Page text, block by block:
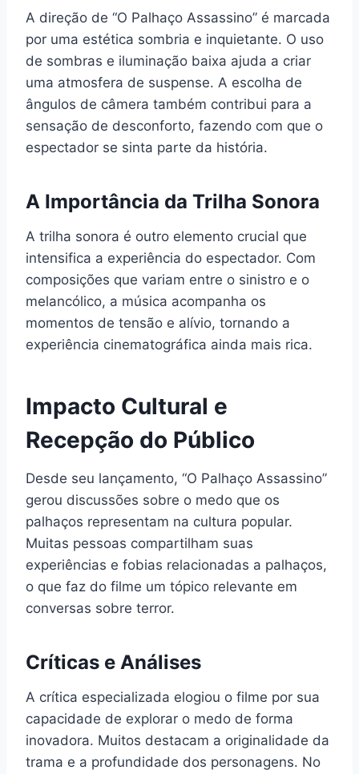
A direção de “O Palhaço Assassino” é marcada
por uma estética sombria e inquietante. O uso
de sombras e iluminação baixa ajuda a criar
uma atmosfera de suspense. A escolha de
ângulos de câmera também contribui para a
sensação de desconforto, fazendo com que o
espectador se sinta parte da história.
A Importância da Trilha Sonora
A trilha sonora é outro elemento crucial que
intensifica a experiência do espectador. Com
composições que variam entre o sinistro e o
melancólico, a música acompanha os
momentos de tensão e alívio, tornando a
experiência cinematográfica ainda mais rica.
Impacto Cultural e
Recepção do Público
Desde seu lançamento, “O Palhaço Assassino”
gerou discussões sobre o medo que os
palhaços representam na cultura popular.
Muitas pessoas compartilham suas
experiências e fobias relacionadas a palhaços,
o que faz do filme um tópico relevante em
conversas sobre terror.
Críticas e Análises
A crítica especializada elogiou o filme por sua
capacidade de explorar o medo de forma
inovadora. Muitos destacam a originalidade da
trama e a profundidade dos personagens. No